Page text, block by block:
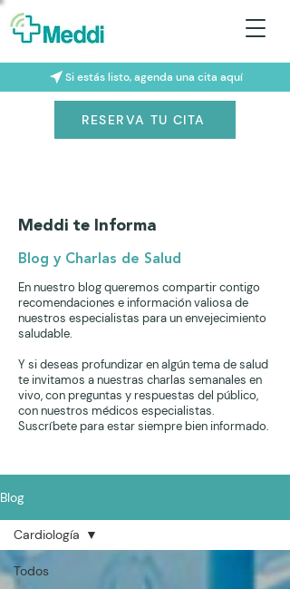
Si estás listo, agenda una cita aquí
RESERVA TU CITA
Meddi te Informa
Blog y Charlas de Salud
En nuestro blog queremos compartir contigo
recomendaciones e información valiosa de
nuestros especialistas para un envejecimiento
saludable.
Y si deseas profundizar en algún tema de salud
te invitamos a nuestras charlas semanales en
vivo, con preguntas y respuestas del público,
con nuestros médicos especialistas.
Suscríbete para estar siempre bien informado.
Blog
Todos
Cardiología